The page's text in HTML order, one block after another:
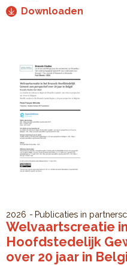
Downloaden
2026 Publicaties in
Welvaartscreatie
Hoofdstedelijk
over 20 jaar in